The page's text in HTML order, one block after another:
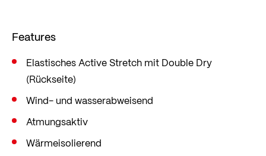
nach außen transportiert. Die Beinzips und die
rutschfesten Beinabschlussgummis sorgen für
einen besseren Halt der Hose am Schuh.
Geschnitten ist die Hose im sportlichen Slim Fit,
der eng am Körper anliegt und so
sportartspezifisch jede Bewegung mitmacht.
Features
Elastisches Active Stretch mit Double Dry
(Rückseite)
Wind- und wasserabweisend
Atmungsaktiv
Wärmeisolierend